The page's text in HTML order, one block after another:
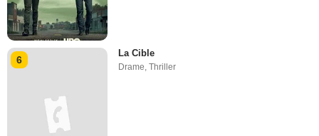
6
La Cible
Drame,Thriller